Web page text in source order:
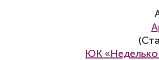
ЮК «Неделько